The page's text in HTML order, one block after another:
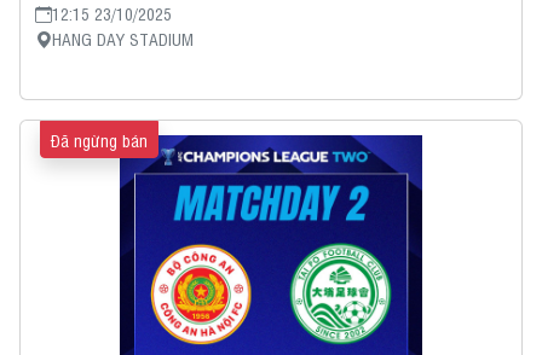
12:15 23/10/2025
HANG DAY STADIUM
Đã ngừng bán